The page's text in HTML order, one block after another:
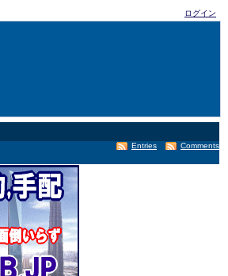
ログイン
Comments
Entries